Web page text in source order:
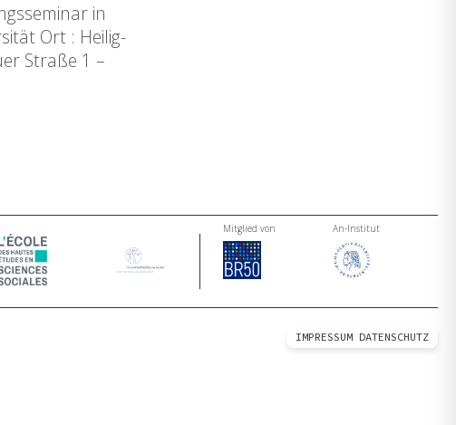
in
Ort : Heilig-
Straße 1 –
Mitglied von An-Institut
IMPRESSUM DATENSCHUTZ